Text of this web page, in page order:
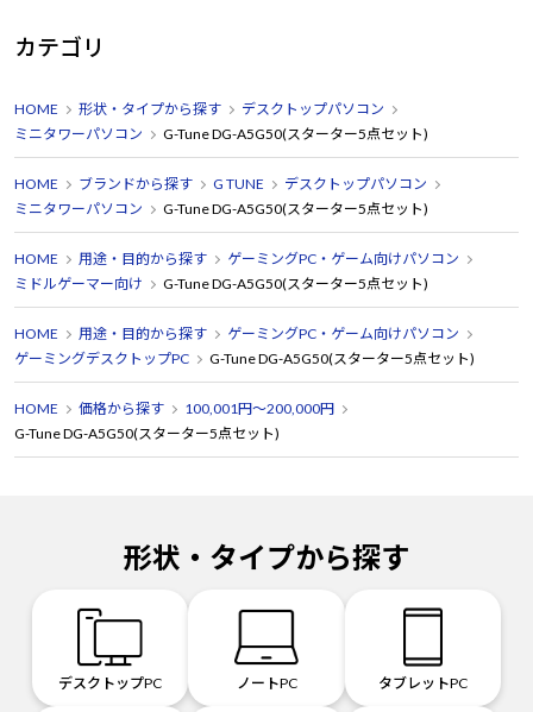
カテゴリ
HOME 形状・タイプから探す
デスクトップパソコン
ミニタワーパソコン
G-Tune DG-A5G50(スターター5点セット)
HOME ブランドから探す G TUNE
デスクトップパソコン
ミニタワーパソコン
G-Tune DG-A5G50(スターター5点セット)
HOME 用途・目的から探す
ゲーミングPC・ゲーム向けパソコン
ミドルゲーマー向け
G-Tune DG-A5G50(スターター5点セット)
HOME 用途・目的から探す
ゲーミングPC・ゲーム向けパソコン
ゲーミングデスクトップPC
G-Tune DG-A5G50(スターター5点セット)
HOME 価格から探す
100,001円～200,000円
G-Tune DG-A5G50(スターター5点セット)
形状・タイプから探す
デスクトップPC ノートPC タブレットPC